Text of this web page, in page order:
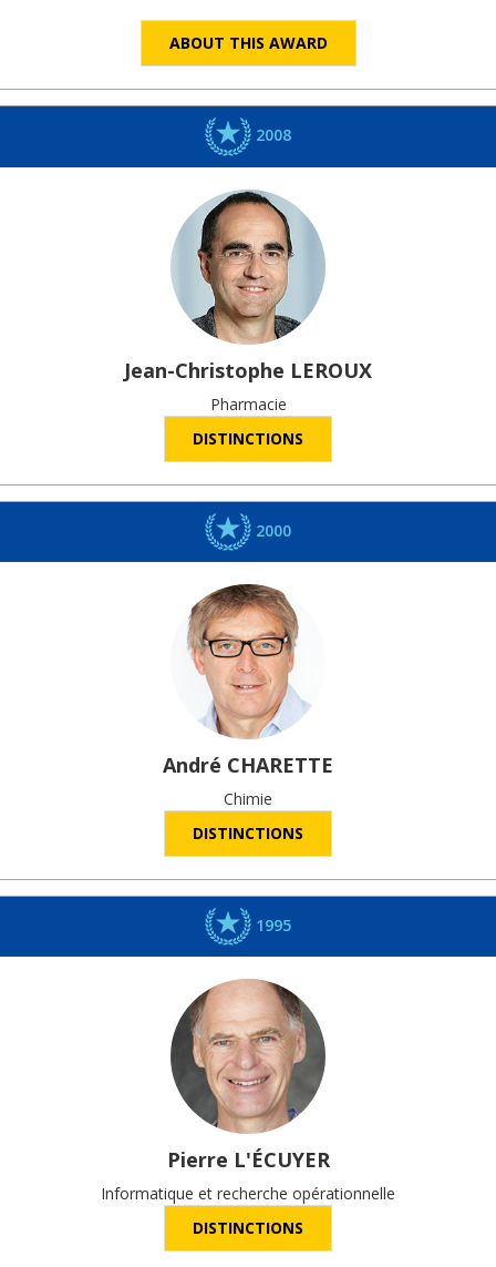
ABOUT THIS AWARD
2008
Jean-Christophe LEROUX
Pharmacie
DISTINCTIONS
2000
André CHARETTE
Chimie
DISTINCTIONS
1995
Pierre L'ÉCUYER
Informatique et recherche opérationnelle
DISTINCTIONS